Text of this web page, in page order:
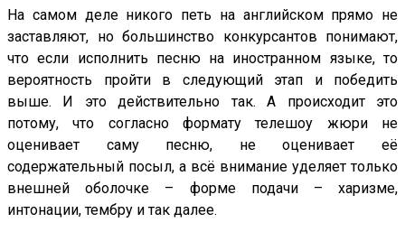
На самом деле никого петь на английском прямо не
заставляют, но большинство конкурсантов понимают,
что если исполнить песню на иностранном языке, то
вероятность пройти в следующий этап и победить
выше. И это действительно так. А происходит это
потому, что согласно формату телешоу жюри не
оценивает саму песню, не оценивает её
содержательный посыл, а всё внимание уделяет только
внешней оболочке – форме подачи – харизме,
интонации, тембру и так далее.